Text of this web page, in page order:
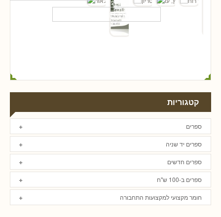
קטגוריות
ספרים
ספרים יד שניה
ספרים חדשים
ספרים ב-100 ש"ח
חומר מקצועי למקצועות התחבורה